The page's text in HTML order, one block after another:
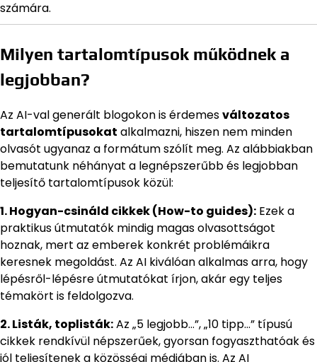
számára.
Milyen tartalomtípusok működnek a
legjobban?
Az AI-val generált blogokon is érdemesváltozatos
tartalomtípusokat alkalmazni, hiszen nem minden
olvasót ugyanaz a formátum szólít meg. Az alábbiakban
bemutatunk néhányat a legnépszerűbb és legjobban
teljesítő tartalomtípusok közül:
1. Hogyan-csináld cikkek (How-to guides): Ezek a
praktikus útmutatók mindig magas olvasottságot
hoznak, mert az emberek konkrét problémáikra
keresnek megoldást. Az AI kiválóan alkalmas arra, hogy
lépésről-lépésre útmutatókat írjon, akár egy teljes
témakört is feldolgozva.
2. Listák, toplisták:Az „5 legjobb…”, „10 tipp…” típusú
cikkek rendkívül népszerűek, gyorsan fogyaszthatóak és
jól teljesítenek a közösségi médiában is. Az AI